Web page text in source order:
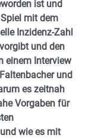
ist und
mit dem
Inzidenz-Zahl
und den
einem Interview
und
es zeitnah
Vorgaben für
wie es mit